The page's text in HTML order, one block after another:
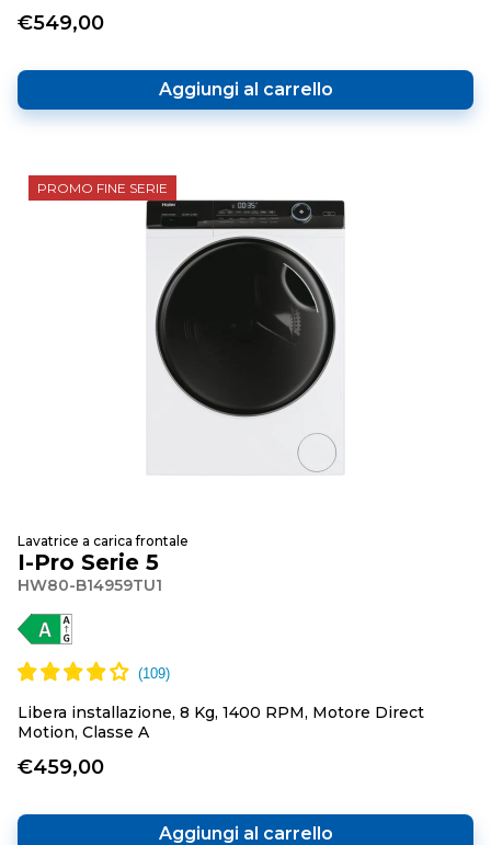
€549,00
Aggiungi al carrello
PROMO FINE SERIE
Lavatrice a carica frontale
I-Pro Serie 5
HW80-B14959TU1
Libera installazione, 8 Kg, 1400 RPM, Motore Direct
Motion, Classe A
€459,00
Aggiungi al carrello